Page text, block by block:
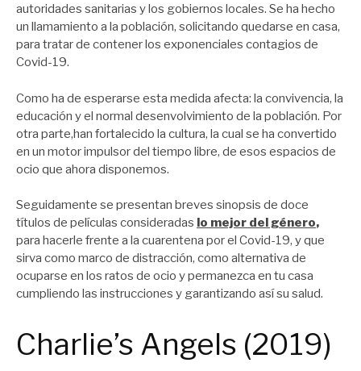
autoridades sanitarias y los gobiernos locales. Se ha hecho
un llamamiento a la población, solicitando quedarse en casa,
para tratar de contener los exponenciales contagios de
Covid-19.
Como ha de esperarse esta medida afecta: la convivencia, la
educación y el normal desenvolvimiento de la población. Por
otra parte,han fortalecido la cultura, la cual se ha convertido
en un motor impulsor del tiempo libre, de esos espacios de
ocio que ahora disponemos.
Seguidamente se presentan breves sinopsis de doce
títulos de películas consideradas lo mejor del género,
para hacerle frente a la cuarentena por el Covid-19, y que
sirva como marco de distracción, como alternativa de
ocuparse en los ratos de ocio y permanezca en tu casa
cumpliendo las instrucciones y garantizando así su salud.
Charlie’s Angels (2019)